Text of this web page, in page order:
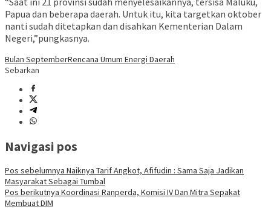
Papua dan beberapa daerah. Untuk itu, kita targetkan oktober
nanti sudah ditetapkan dan disahkan Kementerian Dalam
Negeri,”pungkasnya.
Bulan SeptemberRencana Umum Energi Daerah
Sebarkan
Navigasi pos
Pos sebelumnya Naiknya Tarif Angkot, Afifudin : Sama Saja Jadikan
Masyarakat Sebagai Tumbal
Pos berikutnya Koordinasi Ranperda, Komisi IV Dan Mitra Sepakat
Membuat DIM